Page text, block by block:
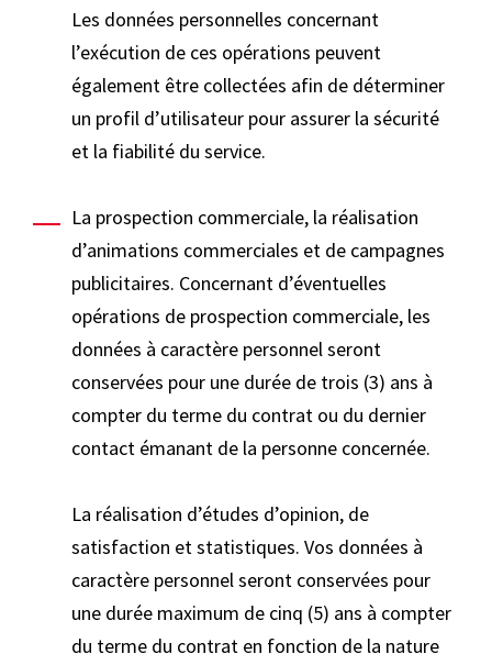
Les données personnelles concernant
l’exécution de ces opérations peuvent
également être collectées afin de déterminer
un profil d’utilisateur pour assurer la sécurité
et la fiabilité du service.
La prospection commerciale, la réalisation
d’animations commerciales et de campagnes
publicitaires. Concernant d’éventuelles
opérations de prospection commerciale, les
données à caractère personnel seront
conservées pour une durée de trois (3) ans à
compter du terme du contrat ou du dernier
contact émanant de la personne concernée.
La réalisation d’études d’opinion, de
satisfaction et statistiques. Vos données à
caractère personnel seront conservées pour
une durée maximum de cinq (5) ans à compter
du terme du contrat en fonction de la nature